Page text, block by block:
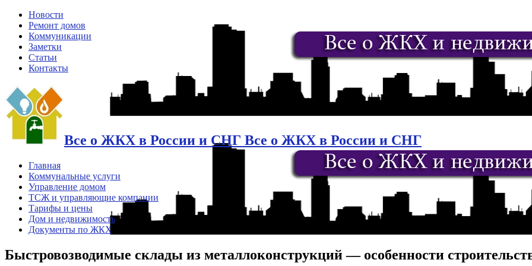
Новости
Ремонт домов
Коммуникации
Заметки
Статьи
Контакты
Все о ЖКХ в России и СНГ Все о ЖКХ в России и СНГ
Главная
Коммунальные услуги
Управление домом
ТСЖ и управляющие компании
Тарифы и цены
Дом и недвижимость
Документы по ЖКХ
Быстровозводимые склады из металлоконструкций — особенности